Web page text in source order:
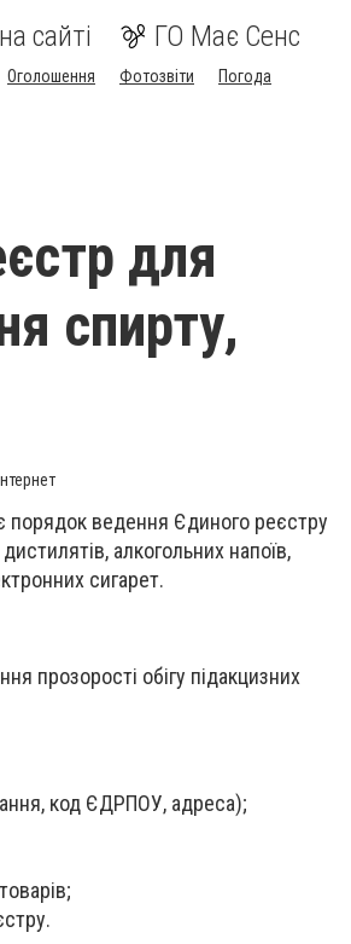
сайті ГО Має Сенс
Оголошення Фотозвіти
Погода
для
спирту,
порядок ведення Єдиного реєстру
алкогольних напоїв,
сигарет.
прозорості обігу підакцизних
код ЄДРПОУ, адреса);